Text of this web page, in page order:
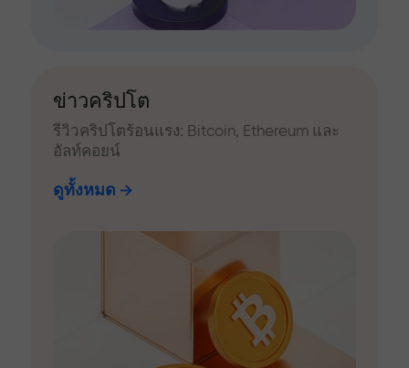
ข่าวคริปโต
รีวิวคริปโตร้อนแรง: Bitcoin, Ethereum และ
อัลท์คอยน์
ดูทั้งหมด